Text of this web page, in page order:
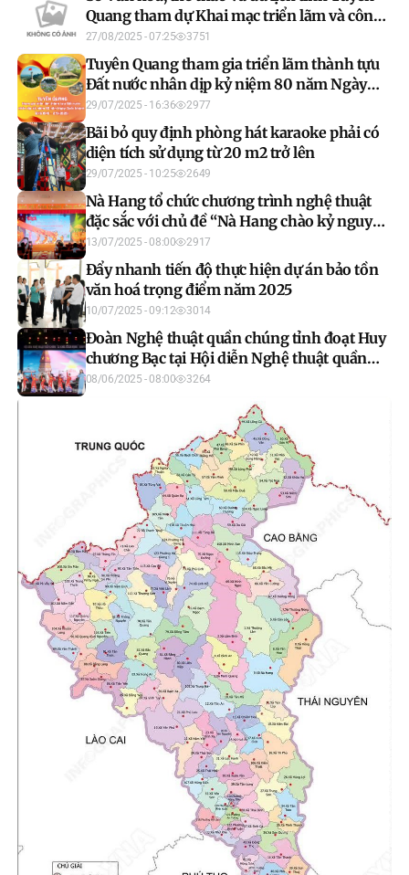
Quang tham dự Khai mạc triển lãm và công
nghệ, đổi mới sáng tạo ngành du lịch- dịch
vụ năm 2025 tại TP. Đà Nẵng
27/08/2025 - 07:25 3751
Tuyên Quang tham gia triển lãm thành tựu
Đất nước nhân dịp kỷ niệm 80 năm Ngày
Quốc khánh (2/9/1945 - 2/9/2025)
29/07/2025 - 16:36 2977
Bãi bỏ quy định phòng hát karaoke phải có
diện tích sử dụng từ 20 m2 trở lên
29/07/2025 - 10:25 2649
Nà Hang tổ chức chương trình nghệ thuật
đặc sắc với chủ đề “Nà Hang chào kỷ nguyên
mới”
13/07/2025 - 08:00 2917
Đẩy nhanh tiến độ thực hiện dự án bảo tồn
văn hoá trọng điểm năm 2025
10/07/2025 - 09:12 3014
Đoàn Nghệ thuật quần chúng tỉnh đoạt Huy
chương Bạc tại Hội diễn Nghệ thuật quần
chúng Ca khúc Cách mạng toàn quốc năm
2025
08/06/2025 - 08:00 3264